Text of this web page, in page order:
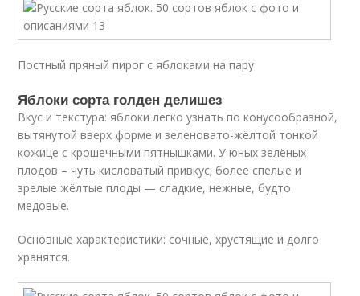
Постный пряный пирог с яблоками на пару
Яблоки сорта голден делишез
Вкус и текстура: яблоки легко узнать по конусообразной,
вытянутой вверх форме и зеленовато-жёлтой тонкой
кожице с крошечными пятнышками. У юных зелёных
плодов – чуть кисловатый привкус; более спелые и
зрелые жёлтые плоды — сладкие, нежные, будто
медовые.
Основные характеристики: сочные, хрустящие и долго
хранятся.